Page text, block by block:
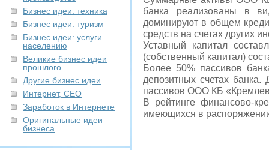
Бизнес идеи: техника
Бизнес идеи: туризм
Бизнес идеи: услуги
населению
Великие бизнес идеи
прошлого
Другие бизнес идеи
Интернет, СЕО
Заработок в Интернете
Оригинальные идеи
бизнеса
банка реализованы в
доминируют в общем
средств на счетах других
Уставный капитал
(собственный капитал)
Более 50% пассивов
депозитных счетах
пассивов ООО КБ
В рейтинге финансово-
имеющихся в распоряжении